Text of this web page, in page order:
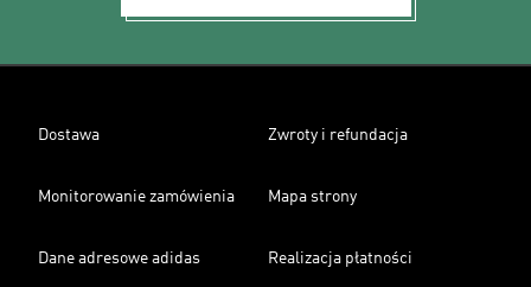
Dostawa Zwroty i refundacja
Monitorowanie zamówienia Mapa strony
Dane adresowe adidas Realizacja płatności